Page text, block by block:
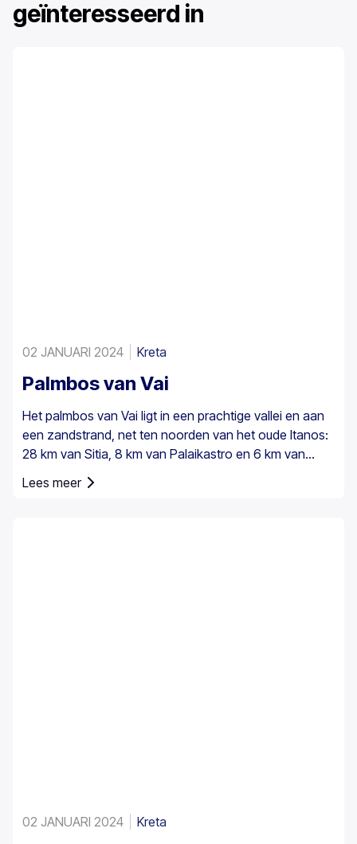
geïnteresseerd in
02 JANUARI 2024 Kreta
Palmbos van Vai
Het palmbos van Vai ligt in een prachtige vallei en aan
een zandstrand, net ten noorden van het oude Itanos:
28 km van Sitia, 8 km van Palaikastro en 6 km van
stremmata (50 acres) en bestaat uit inheemse
Lees meer
02 JANUARI 2024 Kreta